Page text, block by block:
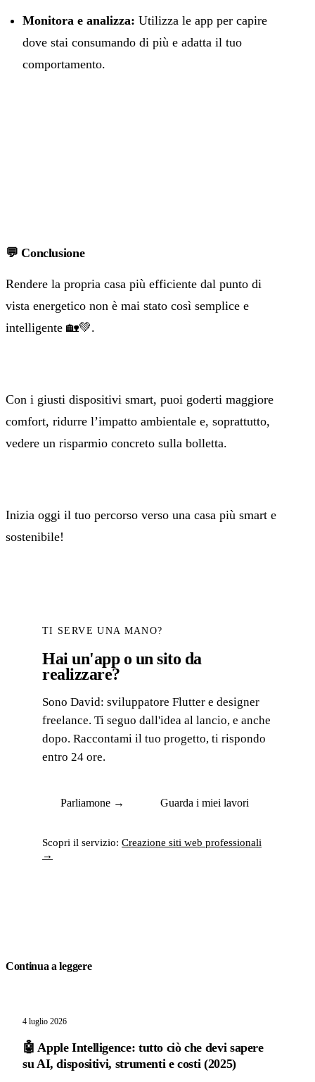
Monitora e analizza: Utilizza le app per capire
dove stai consumando di più e adatta il tuo
comportamento.
💬Conclusione
Rendere la propria casa più efficiente dal punto di
vista energetico non è mai stato così semplice e
intelligente 🏡💚.
Con i giusti dispositivi smart, puoi goderti maggiore
comfort, ridurre l’impatto ambientale e, soprattutto,
vedere un risparmio concreto sulla bolletta.
Inizia oggi il tuo percorso verso una casa più smart e
sostenibile!
TI SERVE UNA MANO?
Hai un'app o un sito da
realizzare?
Sono David: sviluppatore Flutter e designer
freelance. Ti seguo dall'idea al lancio, e anche
dopo. Raccontami il tuo progetto, ti rispondo
entro 24 ore.
Parliamone → Guarda i miei lavori
Scopri il servizio: Creazione siti web professionali
→
Continua a leggere
4 luglio 2026
🤖 Apple Intelligence: tutto ciò che devi sapere
su AI, dispositivi, strumenti e costi (2025)